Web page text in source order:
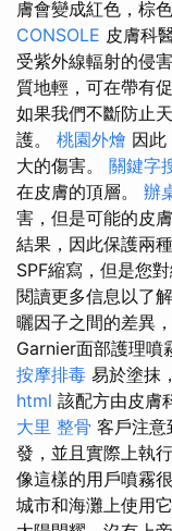
膚會變成紅色，棕
CONSOLE 皮膚科
受紫外線輻射的侵
質地輕，可在帶有
如果我們不斷防止
護。 桃園外燴 因此
大的傷害。 關鍵字
在皮膚的頂層。 辦
害，但是可能的皮
結果，因此保護兩
SPF縮寫，但是您
閱讀更多信息以了
曬因子之間的差異
Garnier面部護理噴
按摩排毒 易於塗抹
html 該配方由皮膚
大里 整骨 客戶注意
發，並且實際上執
像這樣的用戶噴霧
城市和海灘上使用